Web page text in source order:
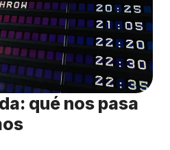
qué nos pasa